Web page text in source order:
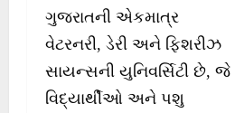
ગુજરાતની એકમાત્ર
વેટરનરી, ડેરી અને ફિશરીઝ
સાયન્સની યુનિવર્સિટી છે, જે
વિદ્યાર્થીઓ અને પશુ